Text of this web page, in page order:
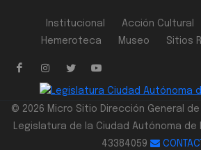
Institucional Acción Cultural
Hemeroteca
Museo Sitios
© 2026 Micro Sitio Dirección General
Legislatura de la Ciudad Autónoma de
43384059